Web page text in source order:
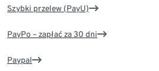
Szybki przelew (PayU)
PayPo – zapłać za 30 dni
Paypal